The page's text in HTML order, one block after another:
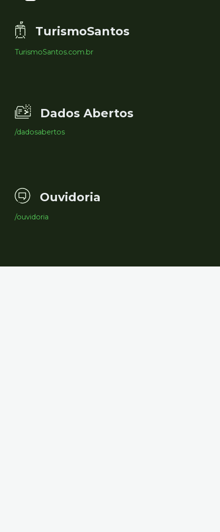
TurismoSantos
TurismoSantos.com.br
Dados Abertos
/dadosabertos
Ouvidoria
/ouvidoria